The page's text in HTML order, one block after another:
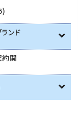
ンド
関